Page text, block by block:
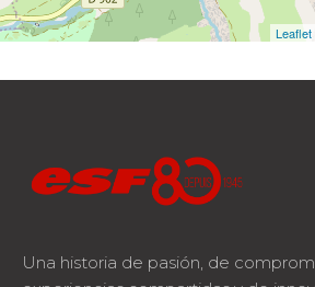
Leaflet
Una historia de pasión, de